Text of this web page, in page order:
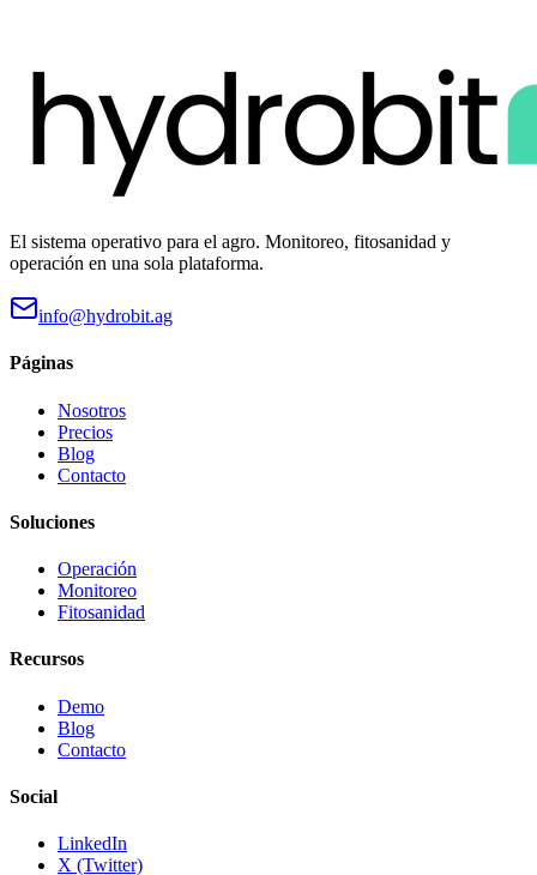
El sistema operativo para el agro. Monitoreo, fitosanidad y
operación en una sola plataforma.
info@hydrobit.ag
Páginas
Nosotros
Precios
Blog
Contacto
Soluciones
Operación
Monitoreo
Fitosanidad
Recursos
Demo
Blog
Contacto
Social
LinkedIn
X (Twitter)